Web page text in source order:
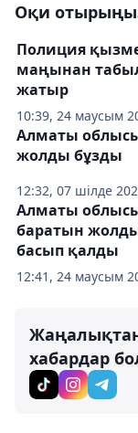
Оқи
10:39, 24 маусым
Полиция
маңынан
жатыр
12:32, 07 шілде
Алматы
жолды бұзды
12:41, 24 маусым
Алматы
баратын
басып қалды
хабардар